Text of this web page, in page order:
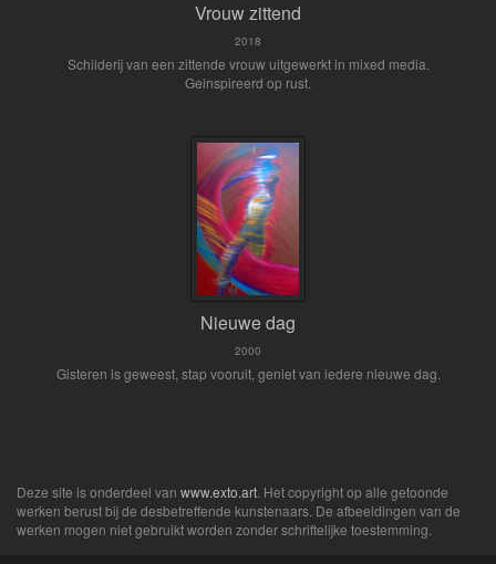
Vrouw zittend
2018
Schilderij van een zittende vrouw uitgewerkt in mixed media.
Geinspireerd op rust.
Nieuwe dag
2000
Gisteren is geweest, stap vooruit, geniet van iedere nieuwe dag.
Deze site is onderdeel van www.exto.art . Het copyright op alle getoonde
werken berust bij de desbetreffende kunstenaars. De afbeeldingen van de
werken mogen niet gebruikt worden zonder schriftelijke toestemming.